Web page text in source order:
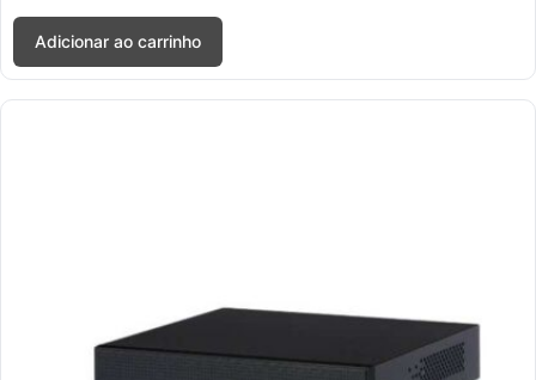
Adicionar ao carrinho